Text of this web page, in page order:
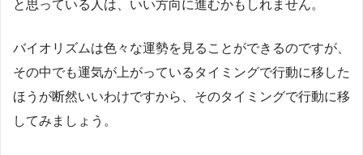
と思っている人は、いい方向に進むかもしれません。
バイオリズムは色々な運勢を見ることができるのですが、
その中でも運気が上がっているタイミングで行動に移した
ほうが断然いいわけですから、そのタイミングで行動に移
してみましょう。